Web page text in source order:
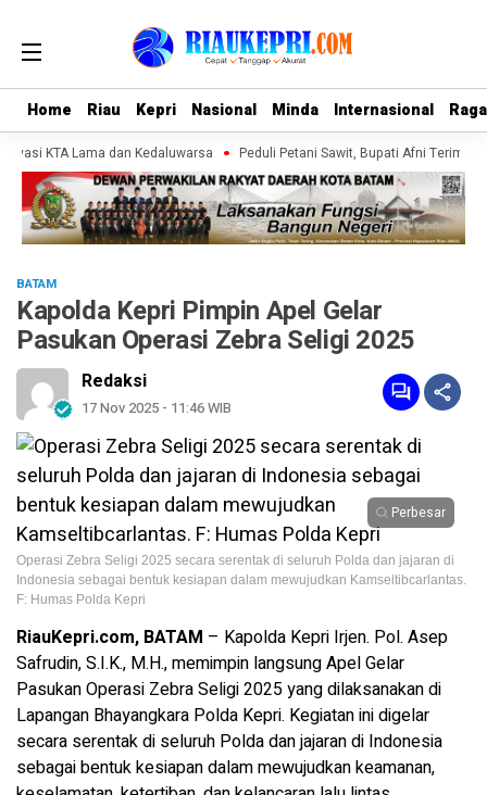
Home Riau Kepri Nasional Minda Internasional
Home Riau Kepri Nasional Minda Internasional
KTA Lama dan Kedaluwarsa Peduli Petani Sawit, Bupati Afni Terima
BATAM
Kapolda Kepri Pimpin Apel Gelar
Pasukan Operasi Zebra Seligi 2025
Redaksi
17 Nov 2025 - 11:46 WIB
Perbesar
Operasi Zebra Seligi 2025 secara serentak di seluruh Polda dan jajaran di
Indonesia sebagai bentuk kesiapan dalam mewujudkan Kamseltibcarlantas.
F: Humas Polda Kepri
RiauKepri.com, BATAM – Kapolda Kepri Irjen. Pol. Asep
Safrudin, S.I.K., M.H., memimpin langsung Apel Gelar
Pasukan Operasi Zebra Seligi 2025 yang dilaksanakan di
Lapangan Bhayangkara Polda Kepri. Kegiatan ini digelar
secara serentak di seluruh Polda dan jajaran di Indonesia
sebagai bentuk kesiapan dalam mewujudkan keamanan,